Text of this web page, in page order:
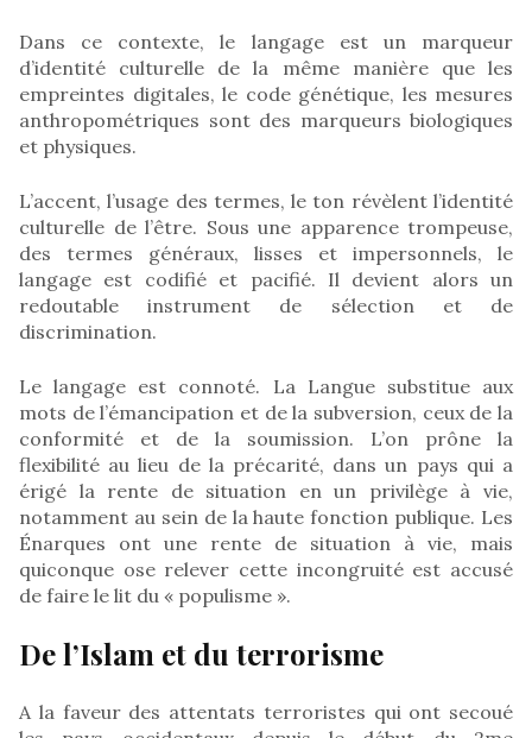
Dans ce contexte, le langage est un marqueur
d’identité culturelle de la même manière que les
empreintes digitales, le code génétique, les mesures
anthropométriques sont des marqueurs biologiques
et physiques.
L’accent, l’usage des termes, le ton révèlent l’identité
culturelle de l’être. Sous une apparence trompeuse,
des termes généraux, lisses et impersonnels, le
langage est codifié et pacifié. Il devient alors un
redoutable instrument de sélection et de
discrimination.
Le langage est connoté. La Langue substitue aux
mots de l’émancipation et de la subversion, ceux de la
conformité et de la soumission. L’on prône la
flexibilité au lieu de la précarité, dans un pays qui a
érigé la rente de situation en un privilège à vie,
notamment au sein de la haute fonction publique. Les
Énarques ont une rente de situation à vie, mais
quiconque ose relever cette incongruité est accusé
de faire le lit du « populisme ».
De l’Islam et du terrorisme
A la faveur des attentats terroristes qui ont secoué